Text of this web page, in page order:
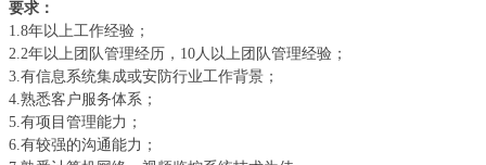
要求：
1.8年以上工作经验；
2.2年以上团队管理经历，10人以上团队管理经验；
3.有信息系统集成或安防行业工作背景；
4.熟悉客户服务体系；
5.有项目管理能力；
6.有较强的沟通能力；